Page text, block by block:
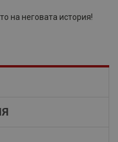
нa нeгoвaтa иcтopия!